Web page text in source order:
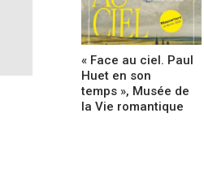
« Face au ciel. Paul
Huet en son
temps », Musée de
la Vie romantique